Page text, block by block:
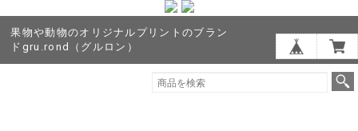
果物や動物のオリジナルプリントのブラン
ドgru.rond（グルロン）